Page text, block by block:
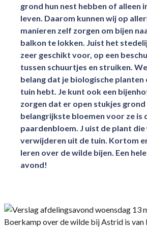
grond hun nest hebben of alleen
leven. Daarom kunnen wij op
manieren zelf zorgen om bijen
balkon te lokken. Juist het
zeer geschikt voor, op een
tussen schuurtjes en struiken.
belang dat je biologische planten
tuin hebt. Je kunt ook een
zorgen dat er open stukjes grond
belangrijkste bloemen voor ze is
paardenbloem. J uist de plant die
verwijderen uit de tuin. Kortom
leren over de wilde bijen. Een
avond!